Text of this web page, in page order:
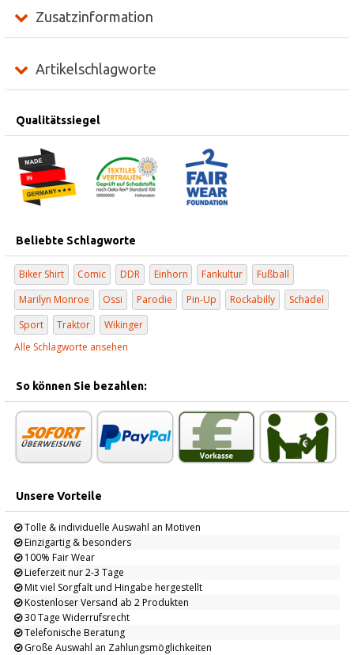
Zusatzinformation
Artikelschlagworte
Qualitätssiegel
Beliebte Schlagworte
Biker Shirt Comic DDR Einhorn Fankultur
Fußball
Marilyn Monroe
Ossi Parodie Pin-Up Rockabilly
Schädel
Sport
Traktor
Wikinger
Alle Schlagworte ansehen
So können Sie bezahlen:
Unsere Vorteile
Tolle & individuelle Auswahl an Motiven
Einzigartig & besonders
100% Fair Wear
Lieferzeit nur 2-3 Tage
Mit viel Sorgfalt und Hingabe hergestellt
Kostenloser Versand ab 2 Produkten
30 Tage Widerrufsrecht
Telefonische Beratung
Große Auswahl an Zahlungsmöglichkeiten